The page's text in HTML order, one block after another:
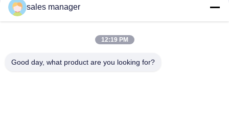
sales manager
12:19 PM
Good day, what product are you looking for?